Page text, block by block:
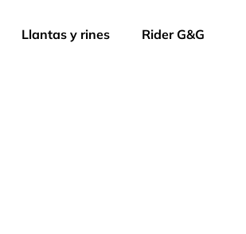
Llantas y rines Rider G&G